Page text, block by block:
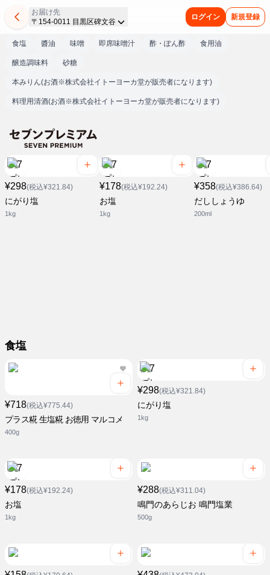
お届け先
〒154-0011 目黒区碑文谷
ログイン 新規登録
食塩 醬油 味噌 即席味噌汁 酢・ぽん酢 食用油
醸造調味料 砂糖
本みりん(お酒※株式会社イトーヨーカ堂が販売者になります)
料理用清酒(お酒※株式会社イトーヨーカ堂が販売者になります)
¥298(税込¥321.84)
にがり塩
1kg
¥178(税込¥192.24)
お塩
1kg
¥358(税込¥386.64)
だししょうゆ
200ml
食塩
¥718(税込¥775.44)
プラス糀 生塩糀 お徳用 マルコメ
400g
¥298(税込¥321.84)
にがり塩
1kg
¥178(税込¥192.24)
お塩
1kg
¥288(税込¥311.04)
鳴門のあらじお 鳴門塩業
500g